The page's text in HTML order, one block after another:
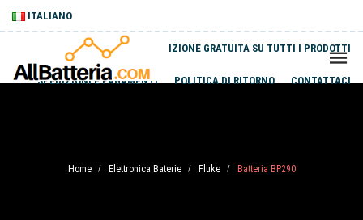
ITALIANO
SPEDIZIONE GRATUITA SU TUTTI I PRODOTTI
SPEDIZIONI E PAGAMENTI POLITICA DI RITORNO CONTATTACI
Home / Elettronica Baterie / Fluke / Batteria BP290